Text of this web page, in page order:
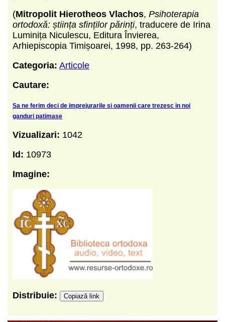
(Mitropolit Hierotheos Vlachos, Psihoterapia
ortodoxă: știința sfinților părinți, traducere de Irina
Luminița Niculescu, Editura Învierea,
Arhiepiscopia Timișoarei, 1998, pp. 263-264)
Categoria: Articole
Cautare:
Sa ne ferim deci de imprejurarile si oamenii care trezesc in noi
ganduri patimase
Vizualizari: 1042
Id: 10973
Imagine:
Distribuie: Copiază link